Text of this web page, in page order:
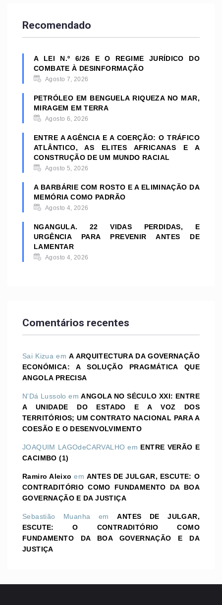
Recomendado
A LEI N.º 6/26 E O REGIME JURÍDICO DO
COMBATE À DESINFORMAÇÃO
Agosto 7, 2026
PETRÓLEO EM BENGUELA RIQUEZA NO MAR,
MIRAGEM EM TERRA
Agosto 6, 2026
ENTRE A AGÊNCIA E A COERÇÃO: O TRÁFICO
ATLÂNTICO, AS ELITES AFRICANAS E A
CONSTRUÇÃO DE UM MUNDO RACIAL
Agosto 5, 2026
A BARBÁRIE COM ROSTO E A ELIMINAÇÃO DA
MEMÓRIA COMO PADRÃO
Agosto 4, 2026
NGANGULA. 22 VIDAS PERDIDAS, E
URGÊNCIA PARA PREVENIR ANTES DE
LAMENTAR
Agosto 4, 2026
Comentários recentes
Sai Kizua emA ARQUITECTURA DA GOVERNAÇÃO
ECONÓMICA: A SOLUÇÃO PRAGMÁTICA QUE
ANGOLA PRECISA
N'Dá Lussolo emANGOLA NO SÉCULO XXI: ENTRE
A UNIDADE DO ESTADO E A VOZ DOS
TERRITÓRIOS; UM CONTRATO NACIONAL PARA A
COESÃO E O DESENVOLVIMENTO
JOAQUIM LAGOdeCARVALHO em ENTRE VERÃO E
CACIMBO (1)
Ramiro Aleixo emANTES DE JULGAR, ESCUTE: O
CONTRADITÓRIO COMO FUNDAMENTO DA BOA
GOVERNAÇÃO E DA JUSTIÇA
Sebastião Muanha emANTES DE JULGAR,
ESCUTE: O CONTRADITÓRIO COMO
FUNDAMENTO DA BOA GOVERNAÇÃO E DA
JUSTIÇA